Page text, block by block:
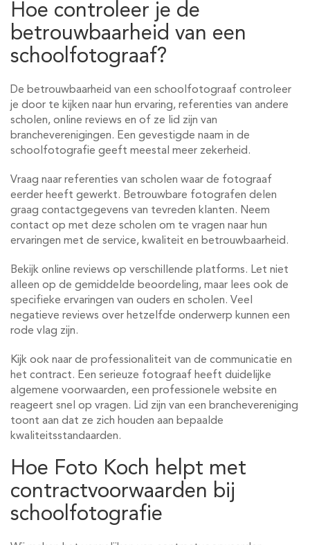
Hoe controleer je de
betrouwbaarheid van een
schoolfotograaf?
De betrouwbaarheid van een schoolfotograaf controleer
je door te kijken naar hun ervaring, referenties van andere
scholen, online reviews en of ze lid zijn van
brancheverenigingen. Een gevestigde naam in de
schoolfotografie geeft meestal meer zekerheid.
Vraag naar referenties van scholen waar de fotograaf
eerder heeft gewerkt. Betrouwbare fotografen delen
graag contactgegevens van tevreden klanten. Neem
contact op met deze scholen om te vragen naar hun
ervaringen met de service, kwaliteit en betrouwbaarheid.
Bekijk online reviews op verschillende platforms. Let niet
alleen op de gemiddelde beoordeling, maar lees ook de
specifieke ervaringen van ouders en scholen. Veel
negatieve reviews over hetzelfde onderwerp kunnen een
rode vlag zijn.
Kijk ook naar de professionaliteit van de communicatie en
het contract. Een serieuze fotograaf heeft duidelijke
algemene voorwaarden, een professionele website en
reageert snel op vragen. Lid zijn van een branchevereniging
toont aan dat ze zich houden aan bepaalde
kwaliteitsstandaarden.
Hoe Foto Koch helpt met
contractvoorwaarden bij
schoolfotografie